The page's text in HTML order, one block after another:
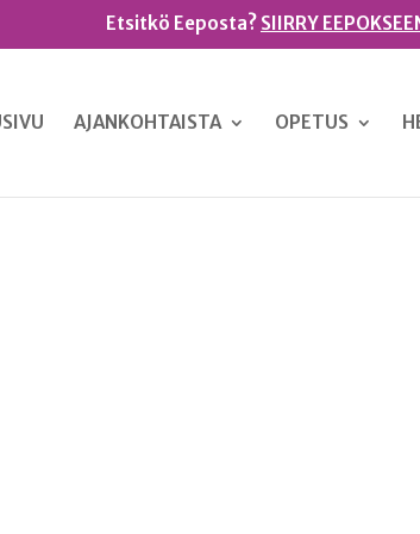
Etsitkö Eeposta? SIIRRY
AJANKOHTAISTA OPETUS